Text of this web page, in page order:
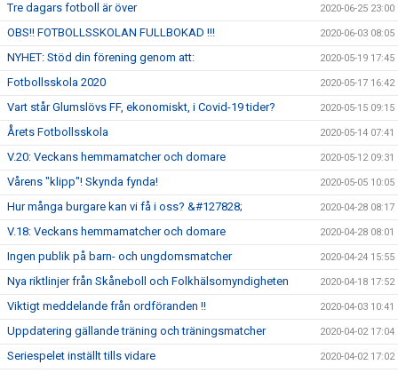
Tre dagars fotboll är över 2020-06-25 23:00
OBS!! FOTBOLLSSKOLAN FULLBOKAD !!! 2020-06-03 08:05
NYHET: Stöd din förening genom att: 2020-05-19 17:45
Fotbollsskola 2020 2020-05-17 16:42
Vart står Glumslövs FF, ekonomiskt, i Covid-19 tider? 2020-05-15 09:15
Årets Fotbollsskola 2020-05-14 07:41
V.20: Veckans hemmamatcher och domare 2020-05-12 09:31
Vårens "klipp"! Skynda fynda! 2020-05-05 10:05
Hur många burgare kan vi få i oss? &#127828; 2020-04-28 08:17
V.18: Veckans hemmamatcher och domare 2020-04-28 08:01
Ingen publik på barn- och ungdomsmatcher 2020-04-24 15:55
Nya riktlinjer från Skåneboll och Folkhälsomyndigheten 2020-04-18 17:52
Viktigt meddelande från ordföranden !! 2020-04-03 10:41
Uppdatering gällande träning och träningsmatcher 2020-04-02 17:04
Seriespelet inställt tills vidare 2020-04-02 17:02